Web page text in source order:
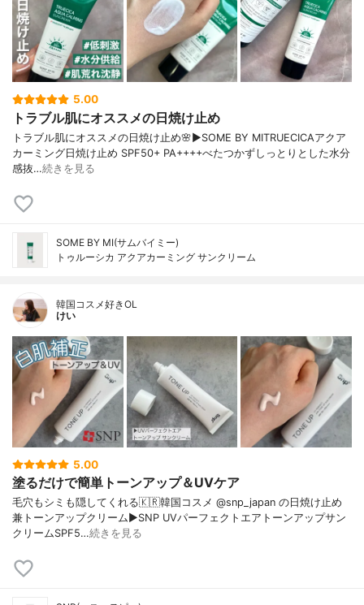
5.00
トラブル肌にオススメの日焼け止め
トラブル肌にオススメの日焼け止め🌸▶︎SOME BY MITRUECICAアクア
カーミング日焼け止め SPF50+ PA++++べたつかずしっとりとした水分
感抜…続きを見る
SOME BY MI(サムバイミー)
トゥルーシカ アクアカーミング サンクリーム
韓国コスメ好きOL
けい
5.00
塗るだけで簡単トーンアップ＆UVケア
毛穴もシミも隠してくれる🇰🇷韓国コスメ @snp_japan の日焼け止め
兼トーンアップクリーム▶︎SNP UVパーフェクトエアトーンアップサン
クリームSPF5…続きを見る